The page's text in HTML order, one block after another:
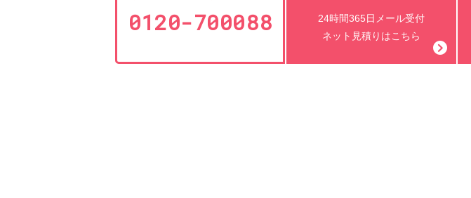
0120-700088
24時間365日メール受付
ネット見積りはこちら